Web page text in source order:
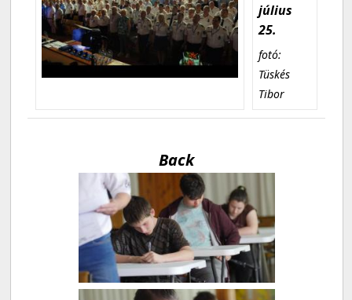
július
25.
fotó:
Tüskés
Tibor
Back